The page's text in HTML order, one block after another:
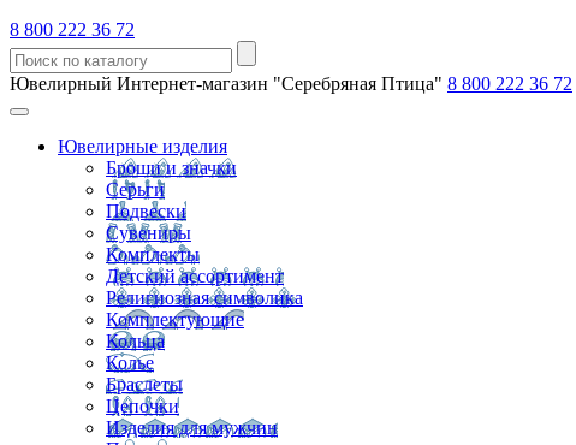
8 800 222 36 72
Ювелирный Интернет-магазин "Серебряная Птица" 8 800 222 36 72
Ювелирные изделия
Броши и значки
Серьги
Подвески
Сувениры
Комплекты
Детский ассортимент
Религиозная символика
Комплектующие
Кольца
Колье
Браслеты
Цепочки
Изделия для мужчин